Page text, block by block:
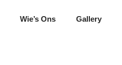
Wie’s Ons Gallery